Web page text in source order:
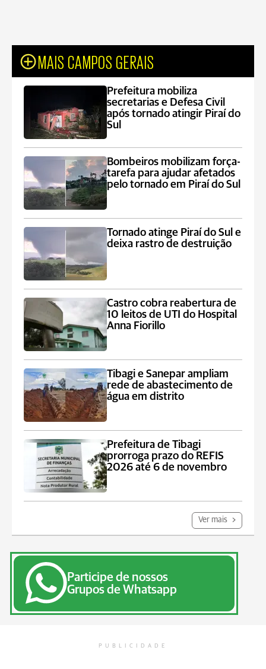
MAIS CAMPOS GERAIS
Prefeitura mobiliza
secretarias e Defesa Civil
após tornado atingir Piraí do
Sul
Bombeiros mobilizam força-
tarefa para ajudar afetados
pelo tornado em Piraí do Sul
Tornado atinge Piraí do Sul e
deixa rastro de destruição
Castro cobra reabertura de
10 leitos de UTI do Hospital
Anna Fiorillo
Tibagi e Sanepar ampliam
rede de abastecimento de
água em distrito
Prefeitura de Tibagi
prorroga prazo do REFIS
2026 até 6 de novembro
Ver mais
Participe de nossos
Grupos de Whatsapp
PUBLICIDADE